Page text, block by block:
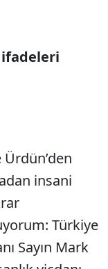
ifadeleri
Sesi Aç
Ürdün’den
insani
Türkiye
Sayın Mark